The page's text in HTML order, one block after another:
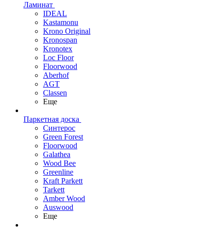
Ламинат
IDEAL
Kastamonu
Krono Original
Kronospan
Kronotex
Loc Floor
Floorwood
Aberhof
AGT
Classen
Еще
Паркетная доска
Синтерос
Green Forest
Floorwood
Galathea
Wood Bee
Greenline
Kraft Parkett
Tarkett
Amber Wood
Auswood
Еще